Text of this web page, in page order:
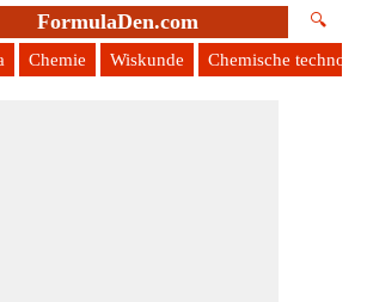
FormulaDen.com 🔍
Chemie Wiskunde Chemische